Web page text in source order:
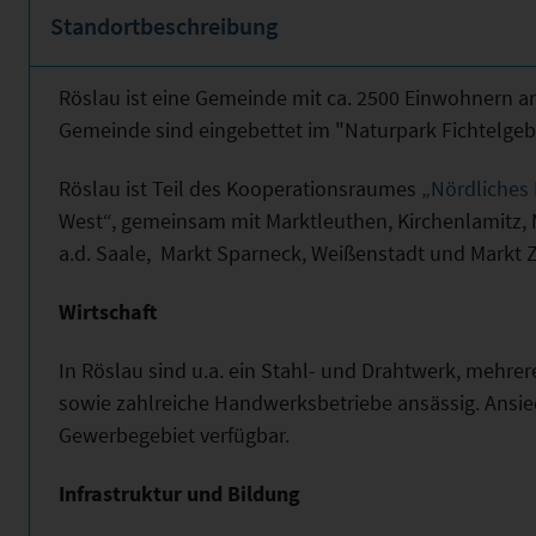
Standortbeschreibung
Röslau ist eine Gemeinde mit ca. 2500 Einwohnern
Gemeinde sind eingebettet im "Naturpark
Röslau ist Teil des Kooperationsraumes „Nördliches
West“, gemeinsam mit Marktleuthen,
a.d. Saale, Markt Sparneck, Weißenstadt und Markt
Wirtschaft
In Röslau sind u.a. ein Stahl- und Drahtwerk,
sowie zahlreiche Handwerksbetriebe ansässig.
Gewerbegebiet verfügbar.
Infrastruktur und Bildung